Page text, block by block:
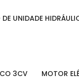
DE UNIDADE
3CV MOTOR